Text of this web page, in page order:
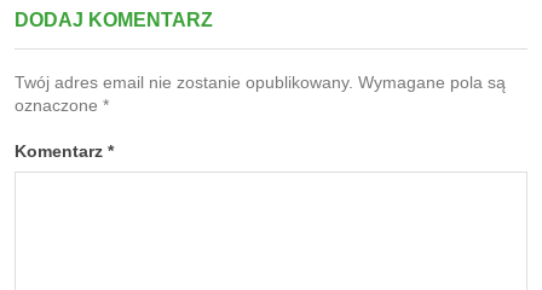
DODAJ KOMENTARZ
Twój adres email nie zostanie opublikowany. Wymagane pola są
oznaczone *
Komentarz *